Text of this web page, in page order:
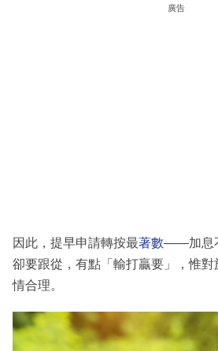
廣告
因此，提早申請轉按最著數——加息
卻要跟從，有點「輸打贏要」，惟
情合理。